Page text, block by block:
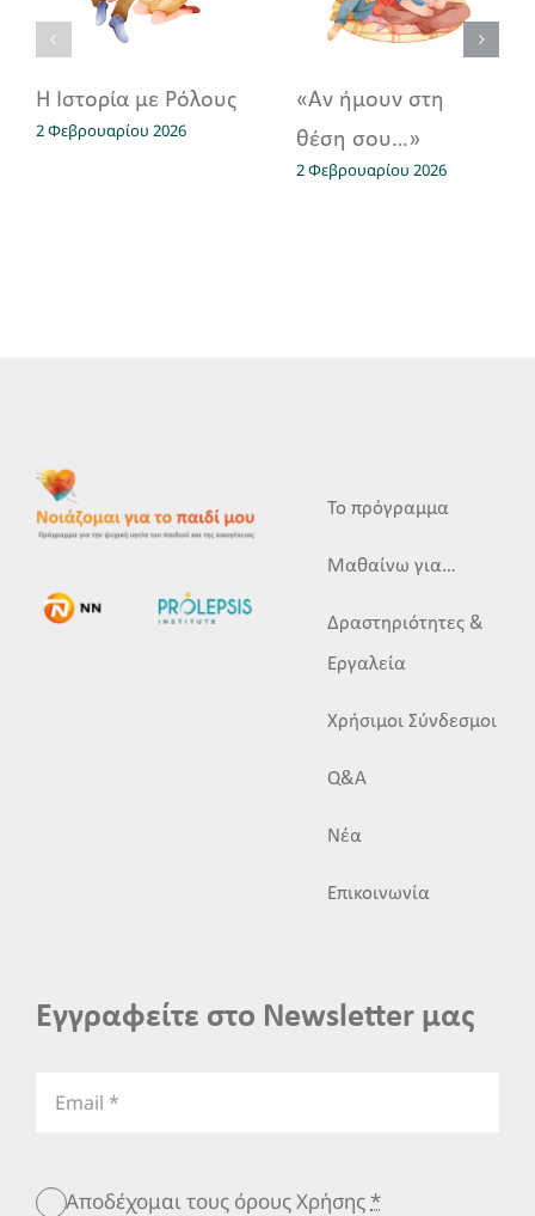
Η Ιστορία με Ρόλους
2 Φεβρουαρίου 2026
«Αν ήμουν στη
θέση σου…»
2 Φεβρουαρίου 2026
Το πρόγραμμα
Μαθαίνω για…
Δραστηριότητες &
Εργαλεία
Χρήσιμοι Σύνδεσμοι
Q&A
Νέα
Επικοινωνία
Εγγραφείτε στο Newsletter μας
Αποδέχομαι τους όρους Χρήσης*